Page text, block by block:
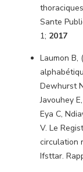
Sante
1; 2017
Laumon B,
Dewhurst
Javouhey
Eya C,
V. Le
circulation
Ifsttar.